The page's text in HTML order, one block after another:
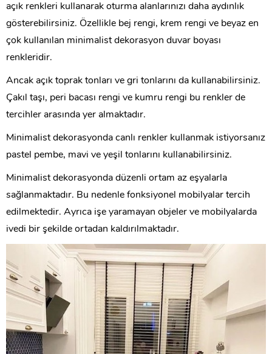
açık renkleri kullanarak oturma alanlarınızı daha aydınlık
gösterebilirsiniz. Özellikle bej rengi, krem rengi ve beyaz en
çok kullanılan minimalist dekorasyon duvar boyası
renkleridir.
Ancak açık toprak tonları ve gri tonlarını da kullanabilirsiniz.
Çakıl taşı, peri bacası rengi ve kumru rengi bu renkler de
tercihler arasında yer almaktadır.
Minimalist dekorasyonda canlı renkler kullanmak istiyorsanız
pastel pembe, mavi ve yeşil tonlarını kullanabilirsiniz.
Minimalist dekorasyonda düzenli ortam az eşyalarla
sağlanmaktadır. Bu nedenle fonksiyonel mobilyalar tercih
edilmektedir. Ayrıca işe yaramayan objeler ve mobilyalarda
ivedi bir şekilde ortadan kaldırılmaktadır.